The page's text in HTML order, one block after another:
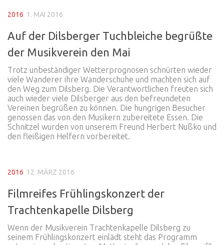
2016 1. MAI 2016
Auf der Dilsberger Tuchbleiche begrüßte
der Musikverein den Mai
Trotz unbeständiger Wetterprognosen schnürten wieder
viele Wanderer ihre Wanderschuhe und machten sich auf
den Weg zum Dilsberg. Die Verantwortlichen freuten sich
auch wieder viele Dilsberger aus den befreundeten
Vereinen begrüßen zu können. Die hungrigen Besucher
genossen das von den Musikern zubereitete Essen. Die
Schnitzel wurden von unserem Freund Herbert Nußko und
den fleißigen Helfern vorbereitet.
2016 12. MÄRZ 2016
Filmreifes Frühlingskonzert der
Trachtenkapelle Dilsberg
Wenn der Musikverein Trachtenkapelle Dilsberg zu
seinem Frühlingskonzert einlädt steht das Programm